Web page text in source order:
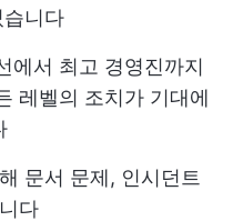
니다
에서 최고 경영진까지
레벨의 조치가 기대에
문서 문제, 인시던트
다